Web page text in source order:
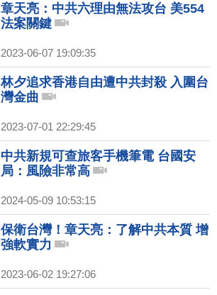
章天亮：中共六理由無法攻台 美554
法案關鍵
2023-06-07 19:09:35
林夕追求香港自由遭中共封殺 入圍台
灣金曲
2023-07-01 22:29:45
中共新規可查旅客手機筆電 台國安
局：風險非常高
2024-05-09 10:53:15
保衛台灣！章天亮：了解中共本質 增
強軟實力
2023-06-02 19:27:06